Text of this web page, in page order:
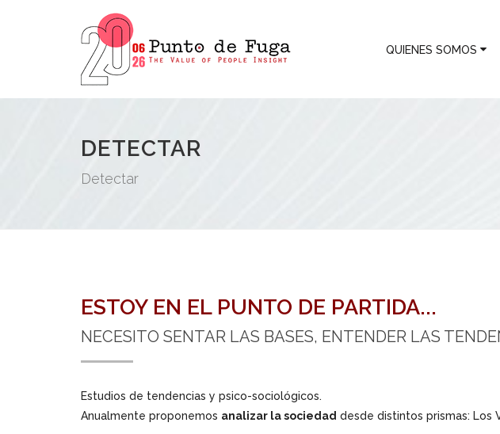
QUIENES SOMOS
DETECTAR
Detectar
ESTOY EN EL PUNTO DE PARTIDA...
NECESITO SENTAR LAS BASES, ENTENDER LAS
Estudios de tendencias y psico-sociológicos.
Anualmente proponemos analizar la sociedad desde distintos prismas: Los